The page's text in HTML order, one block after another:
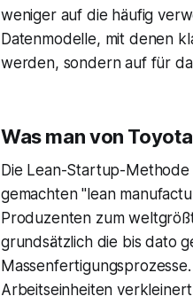
weniger auf die häufig
Datenmodelle, mit denen
werden, sondern auf für
Was man von
Die Lean-Startup-
gemachten "lean
Produzenten zum
grundsätzlich die bis dato
Arbeitseinheiten